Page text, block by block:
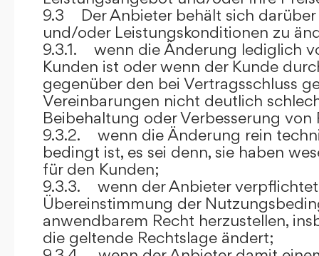
9.3 Der Anbieter behält sich darüber
und/oder Leistungskonditionen zu
9.3.1. wenn die Änderung lediglich
Kunden ist oder wenn der Kunde
gegenüber den bei Vertragsschluss
Vereinbarungen nicht deutlich
Beibehaltung oder Verbesserung
9.3.2. wenn die Änderung rein
bedingt ist, es sei denn, sie haben
für den Kunden;
9.3.3. wenn der Anbieter verpflichtet
Übereinstimmung der
anwendbarem Recht herzustellen,
die geltende Rechtslage ändert;